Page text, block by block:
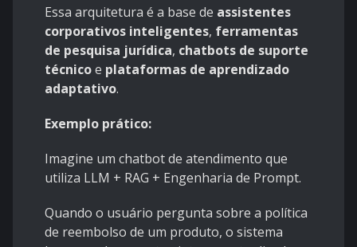
Essa arquitetura é a base de assistentes
corporativos inteligentes, ferramentas
de pesquisa jurídica, chatbots de suporte
técnicoe plataformas de aprendizado
adaptativo.
Exemplo prático:
Imagine um chatbot de atendimento que
utiliza LLM + RAG + Engenharia de Prompt.
Quando o usuário pergunta sobre a política
de reembolso de um produto, o sistema